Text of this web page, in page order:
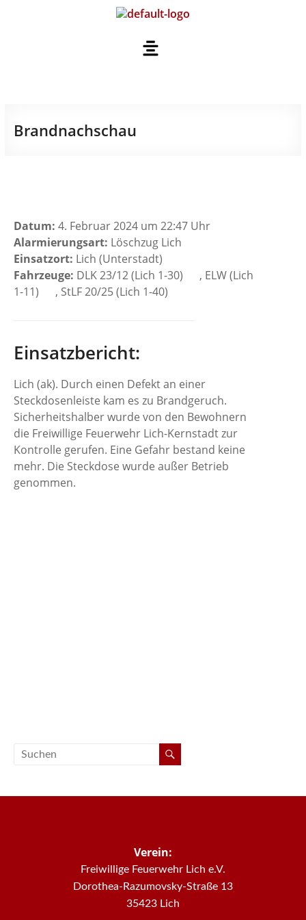
Brandnachschau
Datum: 4. Februar 2024 um 22:47 Uhr
Alarmierungsart: Löschzug Lich
Einsatzort: Lich (Unterstadt)
Fahrzeuge: DLK 23/12 (Lich 1-30)
, ELW (Lich
1-11)
, StLF 20/25 (Lich 1-40)
Einsatzbericht:
Lich (ak). Durch einen Defekt an einer
Steckdosenleiste kam es zu Brandgeruch.
Sicherheitshalber wurde von den Bewohnern
die Freiwillige Feuerwehr Lich-Kernstadt zur
Kontrolle gerufen. Eine Gefahr bestand keine
mehr. Die Steckdose wurde außer Betrieb
genommen.
Verein:
Freiwillige Feuerwehr Lich e.V.
Dorothea-Razumovsky-Straße 13
35423 Lich